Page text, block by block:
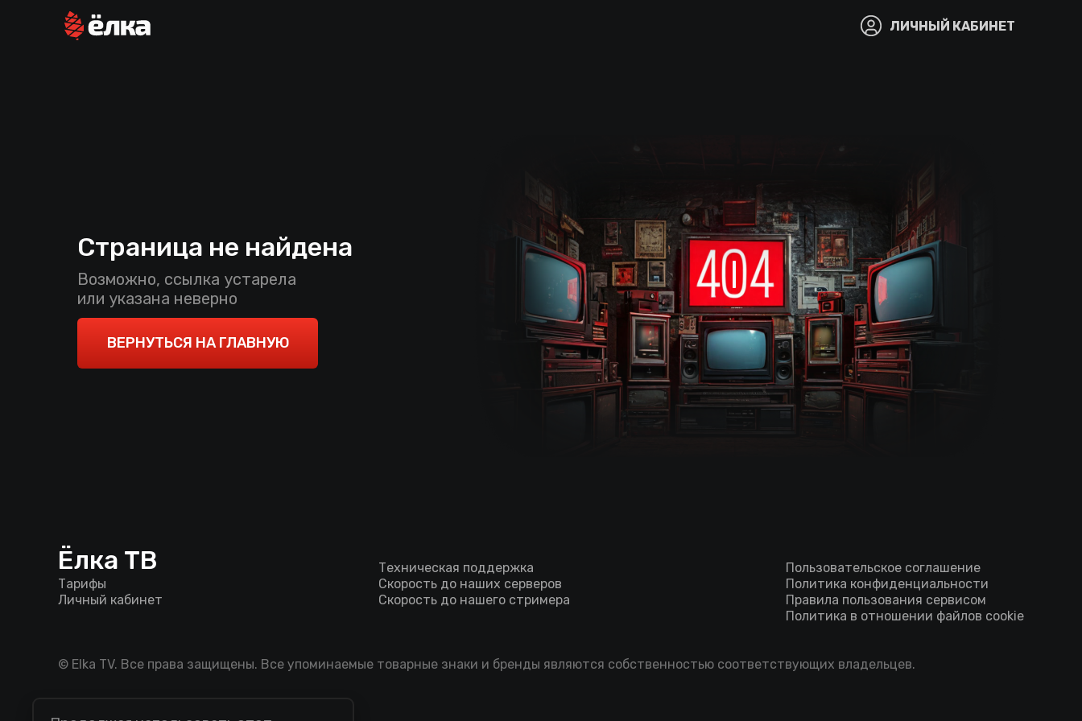
ЛИЧНЫЙ КАБИНЕТ
Страница не найдена
Возможно, ссылка устарела
или указана неверно
ВЕРНУТЬСЯ НА ГЛАВНУЮ
Ёлка ТВ
Тарифы
Личный кабинет
Техническая поддержка
Скорость до наших серверов
Скорость до нашего стримера
Пользовательское соглашение
Политика конфиденциальности
Правила пользования сервисом
Политика в отношении файлов cookie
© Elka TV. Все права защищены. Все упоминаемые товарные знаки и бренды являются собственностью соответствующих владельцев.